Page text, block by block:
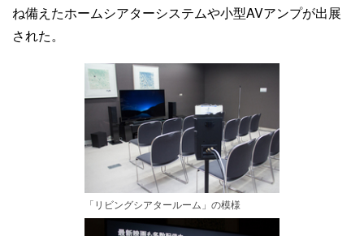
ね備えたホームシアターシステムや小型AVアンプが出展
された。
「リビングシアタールーム」の模様